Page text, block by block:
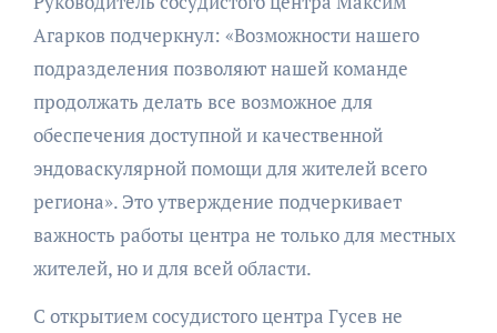
Агарков подчеркнул: «Возможности нашего
подразделения позволяют нашей команде
продолжать делать все возможное для
обеспечения доступной и качественной
эндоваскулярной помощи для жителей всего
региона». Это утверждение подчеркивает
важность работы центра не только для местных
жителей, но и для всей области.
С открытием сосудистого центра Гусев не